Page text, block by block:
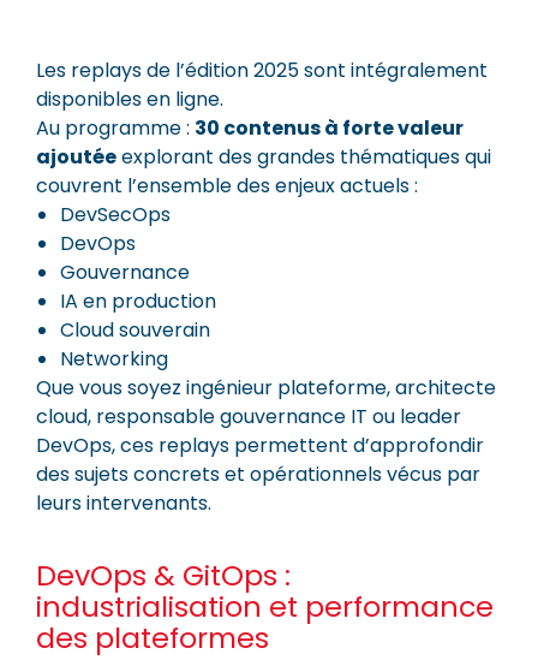
Les replays de l’édition 2025 sont intégralement
disponibles en ligne.
Au programme : 30 contenus à forte valeur
ajoutéeexplorant des grandes thématiques qui
couvrent l’ensemble des enjeux actuels :
DevSecOps
DevOps
Gouvernance
IA en production
Cloud souverain
Networking
Que vous soyez ingénieur plateforme, architecte
cloud, responsable gouvernance IT ou leader
DevOps, ces replays permettent d’approfondir
des sujets concrets et opérationnels vécus par
leurs intervenants.
DevOps & GitOps :
industrialisation et performance
des plateformes